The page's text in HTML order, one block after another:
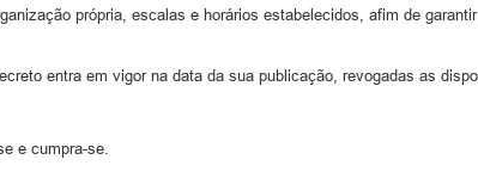
própria, escalas e horários estabelecidos, afim de
entra em vigor na data da sua publicação, revogadas as
e cumpra-se.